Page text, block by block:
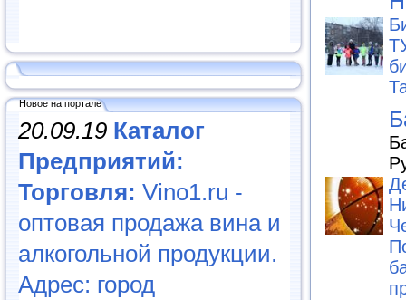
Новое на портале
20.09.19 Каталог
Предприятий:
Торговля: Vino1.ru -
оптовая продажа вина и
алкогольной продукции.
Адрес: город